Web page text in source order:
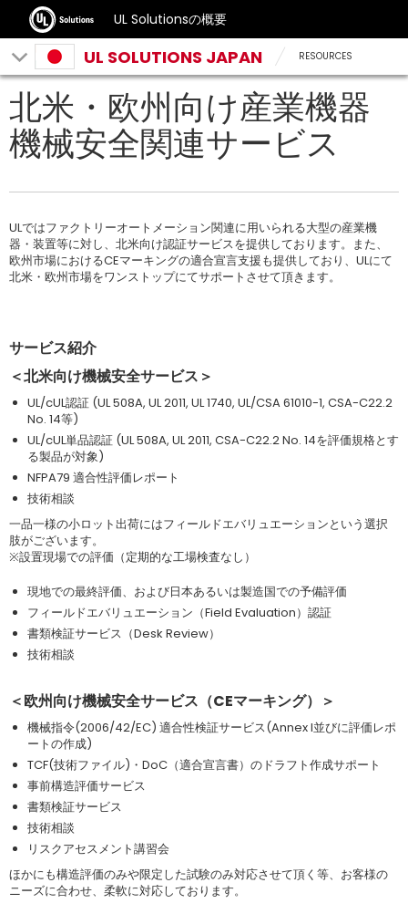
UL Solutionsの概要
UL SOLUTIONS JAPAN RESOURCES
北米・欧州向け産業機器
機械安全関連サービス
ULではファクトリーオートメーション関連に用いられる大型の産業機
器・装置等に対し、北米向け認証サービスを提供しております。また、
欧州市場におけるCEマーキングの適合宣言支援も提供しており、ULにて
北米・欧州市場をワンストップにてサポートさせて頂きます。
サービス紹介
＜北米向け機械安全サービス＞
UL/cUL認証 (UL 508A, UL 2011, UL 1740, UL/CSA 61010-1, CSA-C22.2
No. 14等)
UL/cUL単品認証 (UL 508A, UL 2011, CSA-C22.2 No. 14を評価規格とす
る製品が対象)
NFPA79 適合性評価レポート
技術相談
一品一様の小ロット出荷にはフィールドエバリュエーションという選択
肢がございます。
※設置現場での評価（定期的な工場検査なし）
現地での最終評価、および日本あるいは製造国での予備評価
フィールドエバリュエーション（Field Evaluation）認証
書類検証サービス（Desk Review）
技術相談
＜欧州向け機械安全サービス（CEマーキング）＞
機械指令(2006/42/EC) 適合性検証サービス(Annex I並びに評価レポ
ートの作成)
TCF(技術ファイル)・DoC（適合宣言書）のドラフト作成サポート
事前構造評価サービス
書類検証サービス
技術相談
リスクアセスメント講習会
ほかにも構造評価のみや限定した試験のみ対応させて頂く等、お客様の
ニーズに合わせ、柔軟に対応しております。